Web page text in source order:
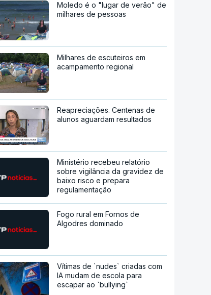
Moledo é o "lugar de verão" de
milhares de pessoas
Milhares de escuteiros em
acampamento regional
Reapreciações. Centenas de
alunos aguardam resultados
Ministério recebeu relatório
sobre vigilância da gravidez de
baixo risco e prepara
regulamentação
Fogo rural em Fornos de
Algodres dominado
Vítimas de `nudes` criadas com
IA mudam de escola para
escapar ao `bullying`